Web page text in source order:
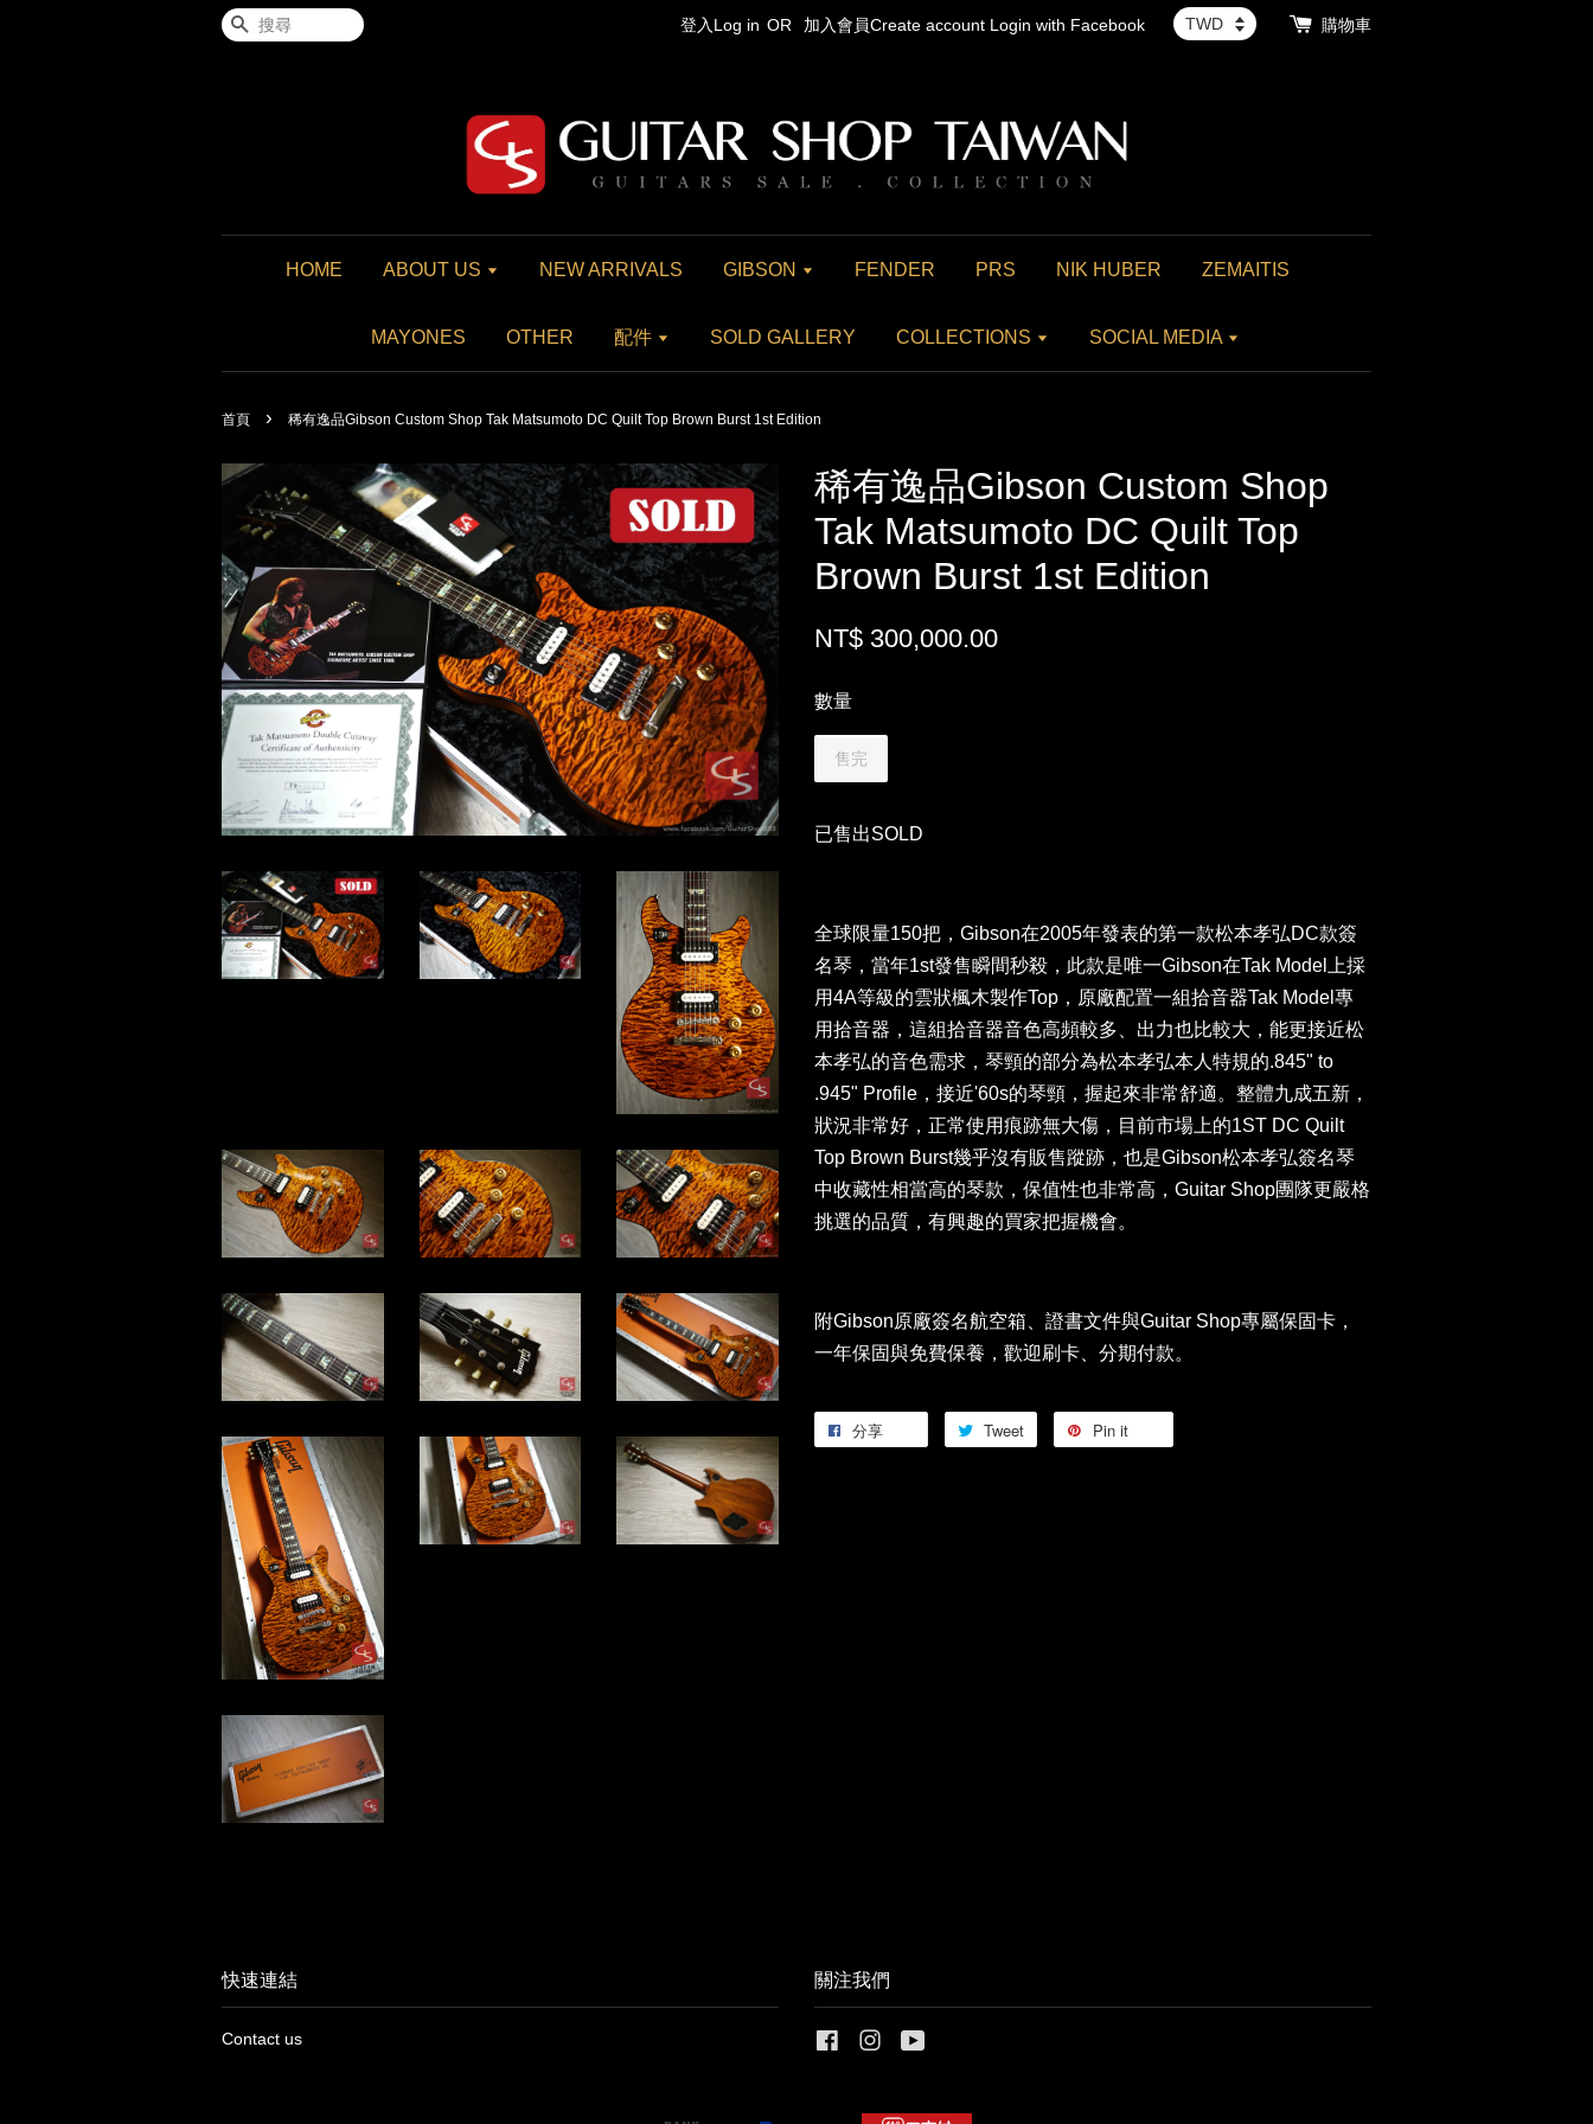
搜尋 登入Log in OR 加入會員Create account Login with Facebook 購物車
HOME ABOUT US NEW ARRIVALS GIBSON FENDER PRS NIK HUBER ZEMAITIS
MAYONES OTHER 配件 SOLD GALLERY COLLECTIONS SOCIAL MEDIA
首頁 › 稀有逸品Gibson Custom Shop Tak Matsumoto DC Quilt Top Brown Burst 1st Edition
稀有逸品Gibson Custom Shop
Tak Matsumoto DC Quilt Top
Brown Burst 1st Edition
NT$ 300,000.00
數量
售完
已售出SOLD
全球限量150把，Gibson在2005年發表的第一款松本孝弘DC款簽
名琴，當年1st發售瞬間秒殺，此款是唯一Gibson在Tak Model上採
用4A等級的雲狀楓木製作Top，原廠配置一組拾音器Tak Model專
用拾音器，這組拾音器音色高頻較多、出力也比較大，能更接近松
本孝弘的音色需求，琴頸的部分為松本孝弘本人特規的.845" to
.945" Profile，接近'60s的琴頸，握起來非常舒適。整體九成五新，
狀況非常好，正常使用痕跡無大傷，目前市場上的1ST DC Quilt
Top Brown Burst幾乎沒有販售蹤跡，也是Gibson松本孝弘簽名琴
中收藏性相當高的琴款，保值性也非常高，Guitar Shop團隊更嚴格
挑選的品質，有興趣的買家把握機會。
附Gibson原廠簽名航空箱、證書文件與Guitar Shop專屬保固卡，
一年保固與免費保養，歡迎刷卡、分期付款。
分享 Tweet Pin it
快速連結
Contact us
關注我們
FacebookInstagram